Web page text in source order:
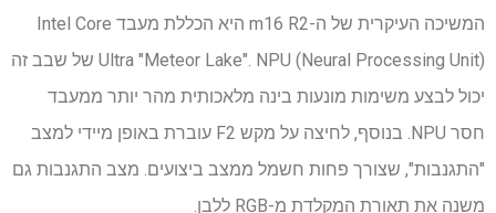
המשיכה העיקרית של ה-m16 R2 היא הכללת מעבד Intel Core
Ultra "Meteor Lake". NPU (Neural Processing Unit) של שבב זה
יכול לבצע משימות מונעות בינה מלאכותית מהר יותר ממעבד
חסר NPU. בנוסף, לחיצה על מקש F2 עוברת באופן מיידי למצב
"התגנבות", שצורך פחות חשמל ממצב ביצועים. מצב התגנבות גם
משנה את תאורת המקלדת מ-RGB ללבן.